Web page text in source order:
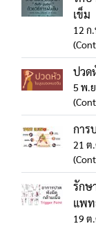
เข็ม
12 ก
ปวด
5 พ.
การ
21 ต
รักษ
แพ
19 ต